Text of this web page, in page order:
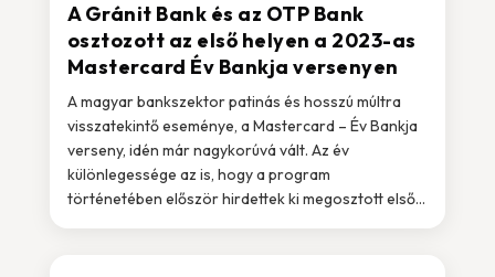
A Gránit Bank és az OTP Bank
osztozott az első helyen a 2023-as
Mastercard Év Bankja versenyen
A magyar bankszektor patinás és hosszú múltra
visszatekintő eseménye, a Mastercard – Év Bankja
verseny, idén már nagykorúvá vált. Az év
különlegessége az is, hogy a program
történetében először hirdettek ki megosztott első...